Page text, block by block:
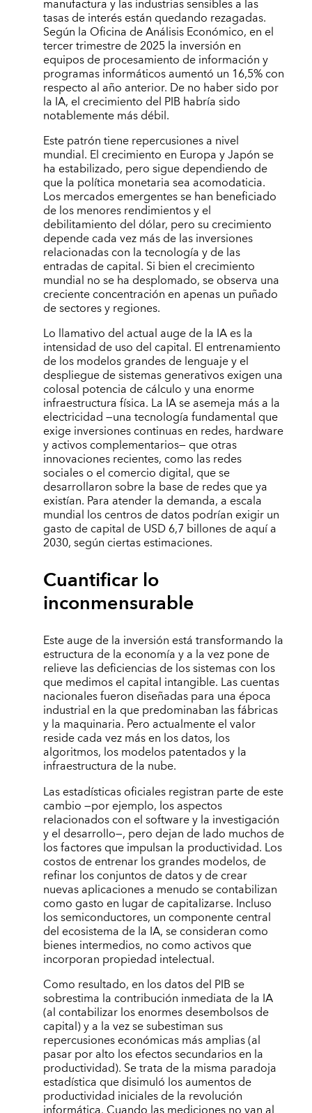
manufactura y las industrias sensibles a las
tasas de interés están quedando rezagadas.
Según la Oficina de Análisis Económico, en el
tercer trimestre de 2025 la inversión en
equipos de procesamiento de información y
programas informáticos aumentó un 16,5% con
respecto al año anterior. De no haber sido por
la IA, el crecimiento del PIB habría sido
notablemente más débil.
Este patrón tiene repercusiones a nivel
mundial. El crecimiento en Europa y Japón se
ha estabilizado, pero sigue dependiendo de
que la política monetaria sea acomodaticia.
Los mercados emergentes se han beneficiado
de los menores rendimientos y el
debilitamiento del dólar, pero su crecimiento
depende cada vez más de las inversiones
relacionadas con la tecnología y de las
entradas de capital. Si bien el crecimiento
mundial no se ha desplomado, se observa una
creciente concentración en apenas un puñado
de sectores y regiones.
Lo llamativo del actual auge de la IA es la
intensidad de uso del capital. El entrenamiento
de los modelos grandes de lenguaje y el
despliegue de sistemas generativos exigen una
colosal potencia de cálculo y una enorme
infraestructura física. La IA se asemeja más a la
electricidad —una tecnología fundamental que
exige inversiones continuas en redes, hardware
y activos complementarios— que otras
innovaciones recientes, como las redes
sociales o el comercio digital, que se
desarrollaron sobre la base de redes que ya
existían. Para atender la demanda, a escala
mundial los centros de datos podrían exigir un
gasto de capital de USD 6,7 billones de aquí a
2030, según ciertas estimaciones.
Cuantificar lo
inconmensurable
Este auge de la inversión está transformando la
estructura de la economía y a la vez pone de
relieve las deficiencias de los sistemas con los
que medimos el capital intangible. Las cuentas
nacionales fueron diseñadas para una época
industrial en la que predominaban las fábricas
y la maquinaria. Pero actualmente el valor
reside cada vez más en los datos, los
algoritmos, los modelos patentados y la
infraestructura de la nube.
Las estadísticas oficiales registran parte de este
cambio —por ejemplo, los aspectos
relacionados con el software y la investigación
y el desarrollo—, pero dejan de lado muchos de
los factores que impulsan la productividad. Los
costos de entrenar los grandes modelos, de
refinar los conjuntos de datos y de crear
nuevas aplicaciones a menudo se contabilizan
como gasto en lugar de capitalizarse. Incluso
los semiconductores, un componente central
del ecosistema de la IA, se consideran como
bienes intermedios, no como activos que
incorporan propiedad intelectual.
Como resultado, en los datos del PIB se
sobrestima la contribución inmediata de la IA
(al contabilizar los enormes desembolsos de
capital) y a la vez se subestiman sus
repercusiones económicas más amplias (al
pasar por alto los efectos secundarios en la
productividad). Se trata de la misma paradoja
estadística que disimuló los aumentos de
productividad iniciales de la revolución